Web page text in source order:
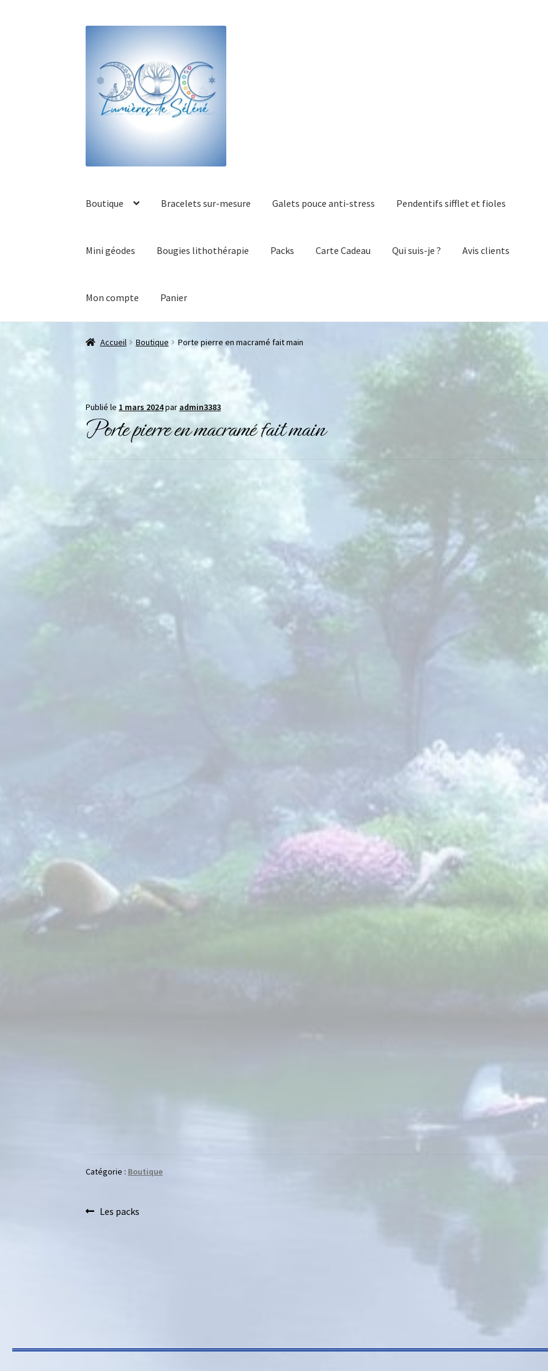
Boutique Bracelets sur-mesure Galets pouce anti-stress Pendentifs sifflet et fioles
Mini géodes Bougies lithothérapie Packs Carte Cadeau Qui suis-je ? Avis clients
Mon compte Panier
Accueil Boutique Porte pierre en macramé fait main
Publié le 1 mars 2024par admin3383
Porte pierre en macramé fait main
Catégorie : Boutique
Les packs